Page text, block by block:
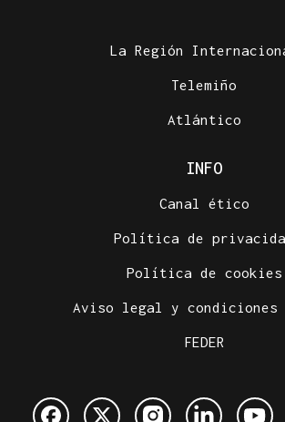
La Región
Telemiño
Atlántico
INFO
Canal ético
Política de
Política de cookies
Aviso legal y condiciones
FEDER